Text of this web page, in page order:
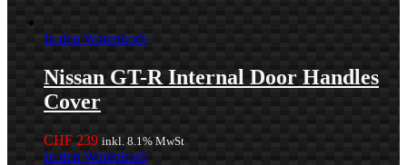
In den Warenkorb
Nissan GT-R Internal Door Handles
Cover
CHF 239 inkl. 8.1% MwSt
In den Warenkorb